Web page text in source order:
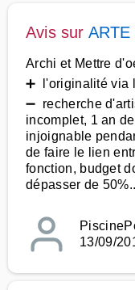
Avis sur ARTE
Archi et Mettre
➕ l'originalité via
➖ recherche
incomplet, 1 an
injoignable
de faire le lien
fonction, budget
dépasser de
13/09/